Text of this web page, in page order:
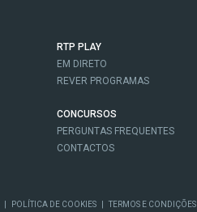
RTP PLAY
EM DIRETO
REVER PROGRAMAS
CONCURSOS
PERGUNTAS FREQUENTES
CONTACTOS
POLÍTICA DE COOKIES TERMOS E CONDIÇÕES